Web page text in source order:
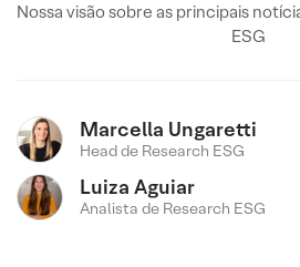
Nossa visão sobre as principais
ESG
Marcella Ungaretti
Head de Research ESG
Luiza Aguiar
Analista de Research ESG